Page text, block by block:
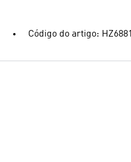
Código do artigo: HZ6881